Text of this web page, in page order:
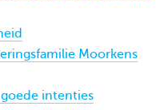
Moorkens
intenties